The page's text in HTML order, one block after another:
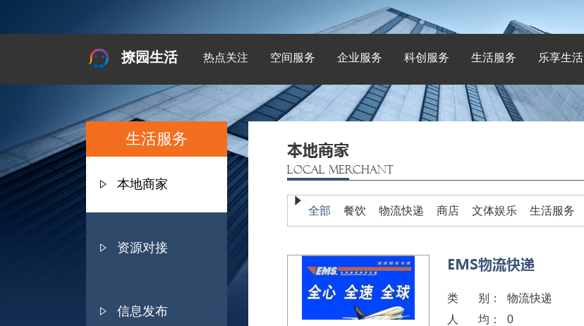
撩园生活 热点关注 空间服务 企业服务 科创服务 生活服务 乐享生活
生活服务
本地商家
资源对接
信息发布
本地商家
LOCAL MERCHANT
全部 餐饮 物流快递 商店 文体娱乐 生活服务
EMS物流快递
类 别：
物流快递
人 均：
0